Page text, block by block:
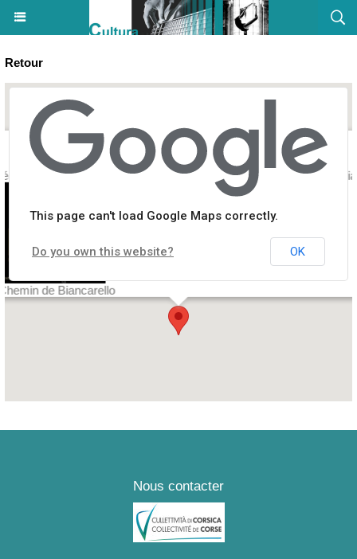
Retour
/ Sortie de résidence : "Bruit" par la Cie Les Kruels - Aghja -
de Biancarello
This page can't load Google Maps correctly.
Do you own this website? OK
Nous contacter